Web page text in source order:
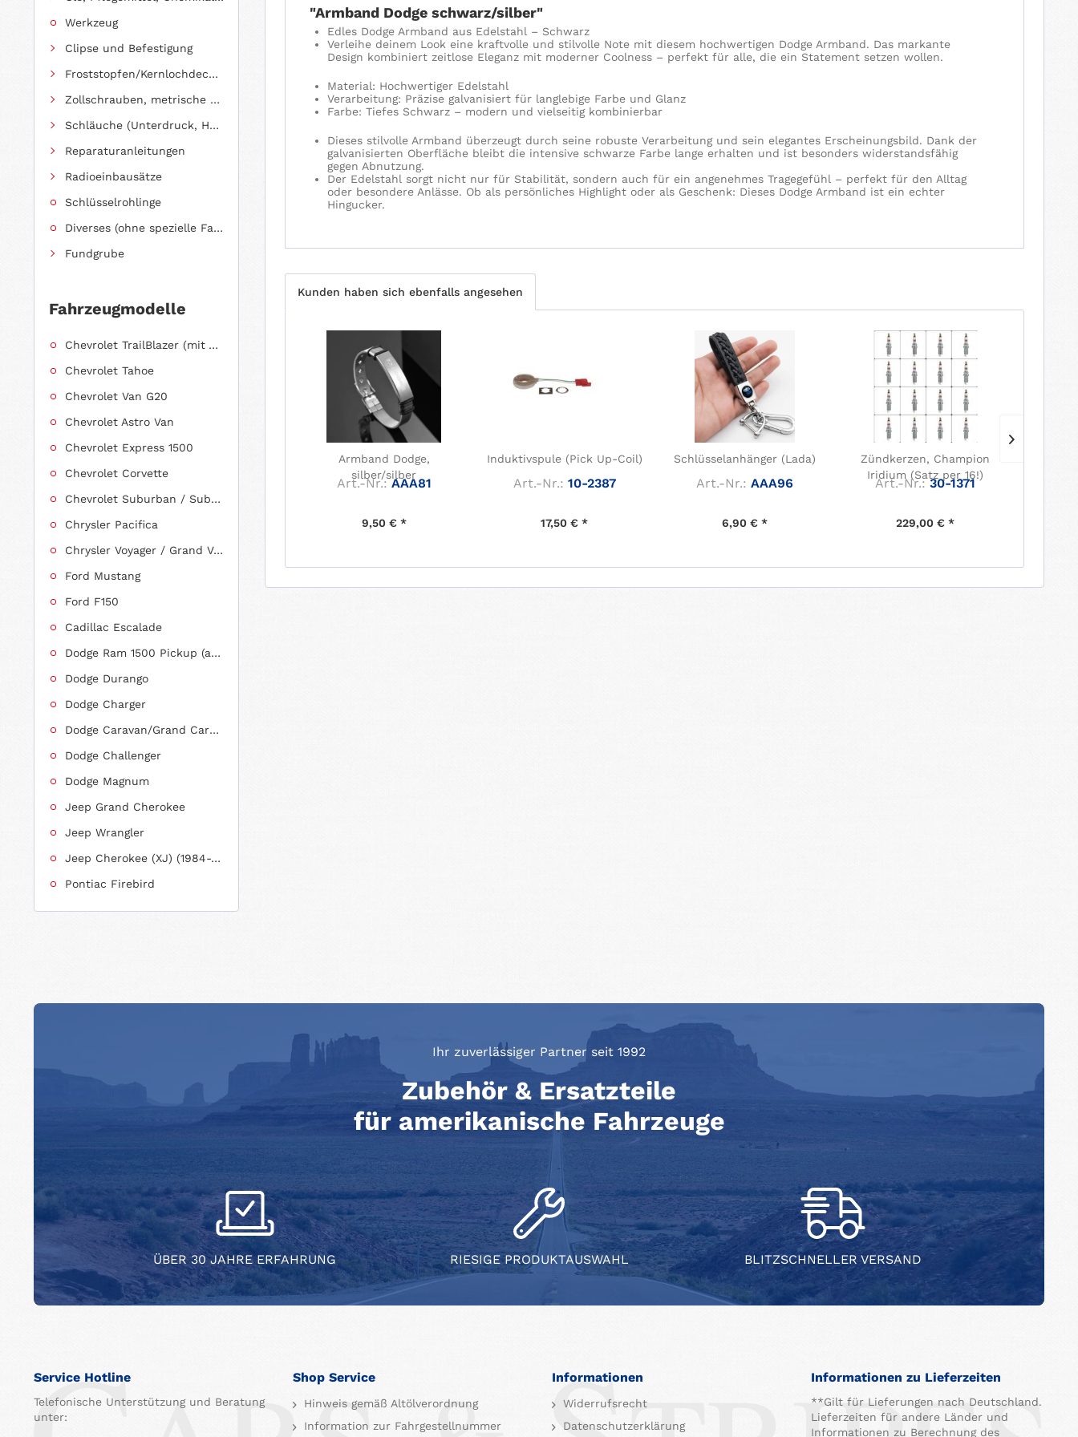
Werkzeug
Clipse und Befestigung
Froststopfen/Kernlochdeckel (nach Abmessung sortiert)
Zollschrauben, metrische Schauben, Stehbolzen
Schläuche (Unterdruck, Heizung, Kraftstoff usw.) und Zubehör
Reparaturanleitungen
Radioeinbausätze
Schlüsselrohlinge
Diverses (ohne spezielle Fahrzeugzuordnung)
Fundgrube
Fahrzeugmodelle
Chevrolet TrailBlazer (mit Allradantrieb)
Chevrolet Tahoe
Chevrolet Van G20
Chevrolet Astro Van
Chevrolet Express 1500
Chevrolet Corvette
Chevrolet Suburban / Suburban 1500
Chrysler Pacifica
Chrysler Voyager / Grand Voyager
Ford Mustang
Ford F150
Cadillac Escalade
Dodge Ram 1500 Pickup (ab 2011 siehe RAM)
Dodge Durango
Dodge Charger
Dodge Caravan/Grand Caravan
Dodge Challenger
Dodge Magnum
Jeep Grand Cherokee
Jeep Wrangler
Jeep Cherokee (XJ) (1984-2001)
Pontiac Firebird
"Armband Dodge schwarz/silber"
Edles Dodge Armband aus Edelstahl – Schwarz
Verleihe deinem Look eine kraftvolle und stilvolle Note mit diesem hochwertigen Dodge Armband. Das markante
Design kombiniert zeitlose Eleganz mit moderner Coolness – perfekt für alle, die ein Statement setzen wollen.
Material: Hochwertiger Edelstahl
Verarbeitung: Präzise galvanisiert für langlebige Farbe und Glanz
Farbe: Tiefes Schwarz – modern und vielseitig kombinierbar
Dieses stilvolle Armband überzeugt durch seine robuste Verarbeitung und sein elegantes Erscheinungsbild. Dank der
galvanisierten Oberfläche bleibt die intensive schwarze Farbe lange erhalten und ist besonders widerstandsfähig
gegen Abnutzung.
Der Edelstahl sorgt nicht nur für Stabilität, sondern auch für ein angenehmes Tragegefühl – perfekt für den Alltag
oder besondere Anlässe. Ob als persönliches Highlight oder als Geschenk: Dieses Dodge Armband ist ein echter
Hingucker.
Kunden haben sich ebenfalls angesehen
Armband Dodge,
silber/silber
Art.-Nr.: AAA81
9,50 € *
Induktivspule (Pick Up-Coil)
Art.-Nr.: 10-2387
17,50 € *
Schlüsselanhänger (Lada)
Art.-Nr.: AAA96
6,90 € *
Zündkerzen, Champion
Iridium (Satz per 16!)
Art.-Nr.: 30-1371
229,00 € *
Ihr zuverlässiger Partner seit 1992
Zubehör & Ersatzteile
für amerikanische Fahrzeuge
ÜBER 30 JAHRE ERFAHRUNG RIESIGE PRODUKTAUSWAHL BLITZSCHNELLER VERSAND
Service Hotline
Telefonische Unterstützung und Beratung
unter:
Shop Service
Hinweis gemäß Altölverordnung
Information zur Fahrgestellnummer
Informationen
Widerrufsrecht
Datenschutzerklärung
Informationen zu Lieferzeiten
**Gilt für Lieferungen nach Deutschland.
Lieferzeiten für andere Länder und
Informationen zu Berechnung des